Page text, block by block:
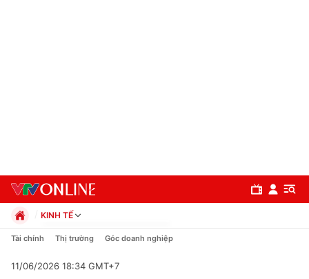
KINH TẾ
Chính trị
Pháp luật
Tài chính Thị trường Góc doanh nghiệp
11/06/2026 18:34 GMT+7